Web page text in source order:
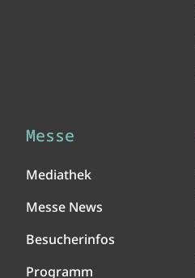
Messe
Mediathek
Messe News
Besucherinfos
Programm